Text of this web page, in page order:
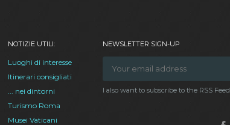
NOTIZIE UTILI:
Luoghi di interesse
Itinerari consigliati
... nei dintorni
Turismo Roma
Musei Vaticani
NEWSLETTER SIGN-UP
I also want to subscribe to the RSS Feed